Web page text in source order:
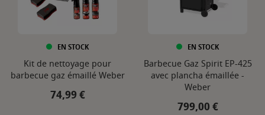
EN STOCK
Kit de nettoyage pour
barbecue gaz émaillé Weber
Prix
74,99 €
EN STOCK
Barbecue Gaz Spirit EP-425
avec plancha émaillée -
Weber
Prix
799,00 €